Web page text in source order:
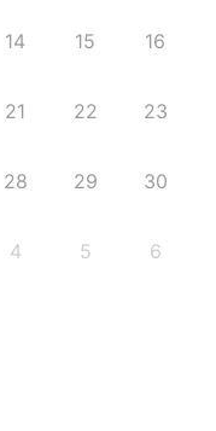
14 15 16
21 22 23
28 29 30
4 5 6